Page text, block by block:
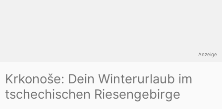
Krkonoše: Dein Winterurlaub im
tschechischen Riesengebirge
Anzeige